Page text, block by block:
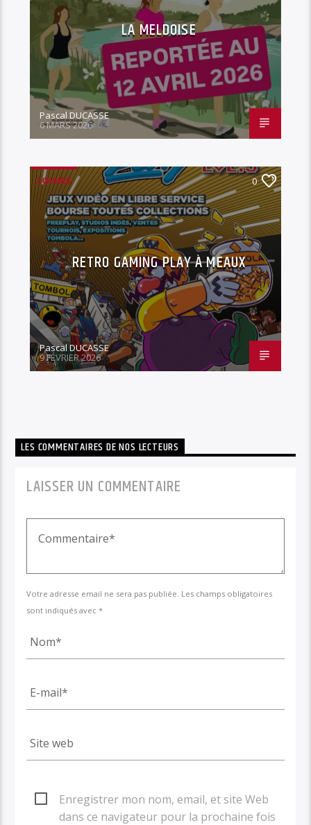
LA MELDOISE
Pascal DUCASSE
6 MARS 2026
LOISIRS 0
RETRO GAMING PLAY À MEAUX
Pascal DUCASSE
9 FÉVRIER 2026
LES COMMENTAIRES DE NOS LECTEURS
LAISSER UN COMMENTAIRE
Votre adresse email ne sera pas publiée. Les champs obligatoires
sont indiqués avec *
Enregistrer mon nom, email, et site Web
dans ce navigateur pour la prochaine fois